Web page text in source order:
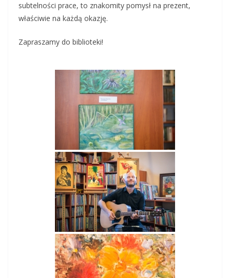
subtelności prace, to znakomity pomysł na prezent,
właściwie na każdą okazję.
Zapraszamy do biblioteki!